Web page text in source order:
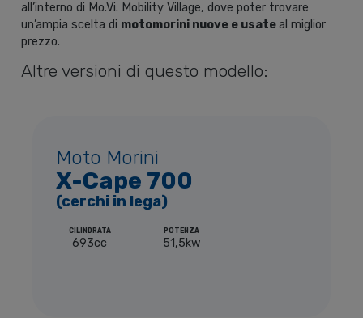
all’interno di Mo.Vi. Mobility Village, dove poter trovare
un’ampia scelta di motomorini nuove e usate al miglior
prezzo.
Altre versioni di questo modello:
Moto Morini
X-Cape 700
(cerchi in lega)
CILINDRATA
693cc
POTENZA
51,5kw